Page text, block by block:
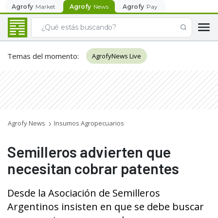
Agrofy Market Agrofy News Agrofy Pay
Temas del momento: AgrofyNews Live
Agrofy News Insumos Agropecuarios
Semilleros advierten que
necesitan cobrar patentes
Desde la Asociación de Semilleros
Argentinos insisten en que se debe buscar